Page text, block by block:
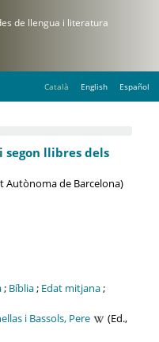
Català English Español
segon llibres dels
Autònoma de Barcelona)
; Bíblia; Edat mitjana;
i Bassols, Pere
(Ed.,